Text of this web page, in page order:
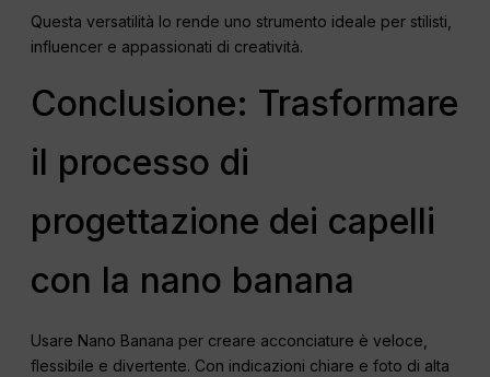
Questa versatilità lo rende uno strumento ideale per stilisti,
influencer e appassionati di creatività.
Conclusione: Trasformare
il processo di
progettazione dei capelli
con la nano banana
Usare Nano Banana per creare acconciature è veloce,
flessibile e divertente. Con indicazioni chiare e foto di alta